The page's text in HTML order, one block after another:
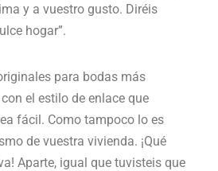
y a vuestro gusto. Diréis
hogar”.
para bodas más
el estilo de enlace que
fácil. Como tampoco lo es
de vuestra vivienda. ¡Qué
Aparte, igual que tuvisteis que